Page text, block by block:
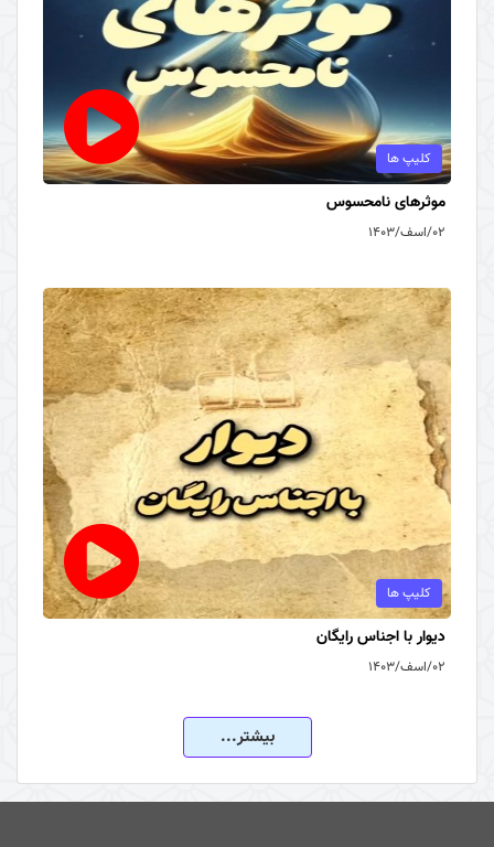
کلیپ ها
موثرهای نامحسوس
۰۲/اسف/۱۴۰۳
کلیپ ها
دیوار با اجناس رایگان
۰۲/اسف/۱۴۰۳
بیشتر...